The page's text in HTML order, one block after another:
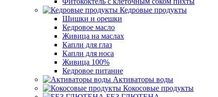
Кедровые продукты
Шишки и орешки
Кедровое масло
Живица на маслах
Капли для глаз
Капли для носа
Живица 100%
Кедровое питание
Активаторы воды
Кокосовые продукты